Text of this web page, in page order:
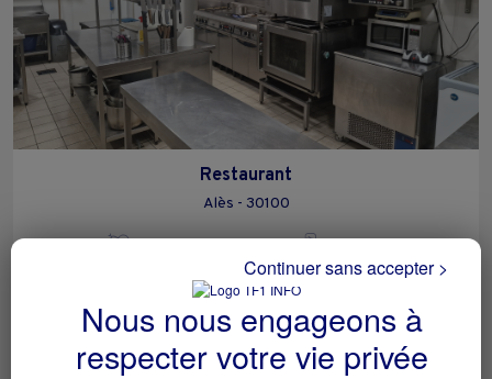
Restaurant
Alès - 30100
Nous nous engageons à
respecter votre vie privée
Continuer sans accepter >